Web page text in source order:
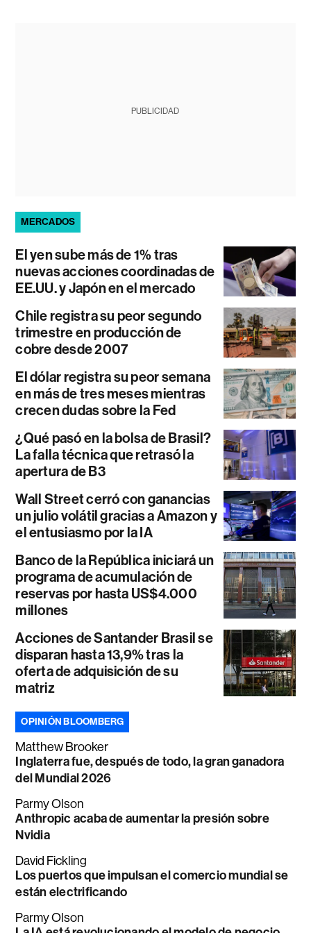
PUBLICIDAD
MERCADOS
El yen sube más de 1% tras
nuevas acciones coordinadas de
EE.UU. y Japón en el mercado
Chile registra su peor segundo
trimestre en producción de
cobre desde 2007
El dólar registra su peor semana
en más de tres meses mientras
crecen dudas sobre la Fed
¿Qué pasó en la bolsa de Brasil?
La falla técnica que retrasó la
apertura de B3
Wall Street cerró con ganancias
un julio volátil gracias a Amazon y
el entusiasmo por la IA
Banco de la República iniciará un
programa de acumulación de
reservas por hasta US$4.000
millones
Acciones de Santander Brasil se
disparan hasta 13,9% tras la
oferta de adquisición de su
matriz
OPINIÓN BLOOMBERG
Matthew Brooker
Inglaterra fue, después de todo, la gran ganadora
del Mundial 2026
Parmy Olson
Anthropic acaba de aumentar la presión sobre
Nvidia
David Fickling
Los puertos que impulsan el comercio mundial se
están electrificando
Parmy Olson